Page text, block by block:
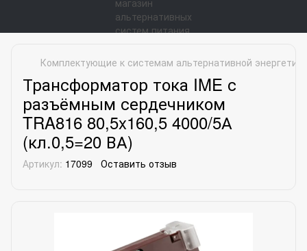
Комплектующие к системам альтернативной энергетики
Трансформатор тока IME с
разъёмным сердечником
TRA816 80,5x160,5 4000/5А
(кл.0,5=20 ВА)
Артикул: 17099 Оставить отзыв